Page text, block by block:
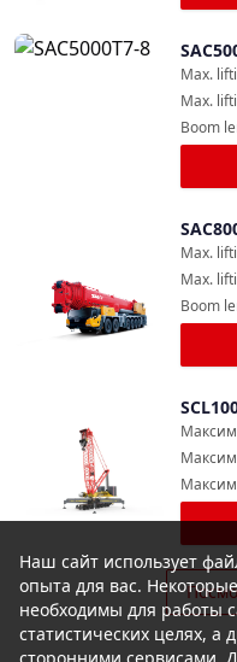
Сравнить
Max.
Max.
Boom
Max.
Max.
Boom
Наш сайт использует
опыта для вас.
необходимы для работы
статистических целях, а